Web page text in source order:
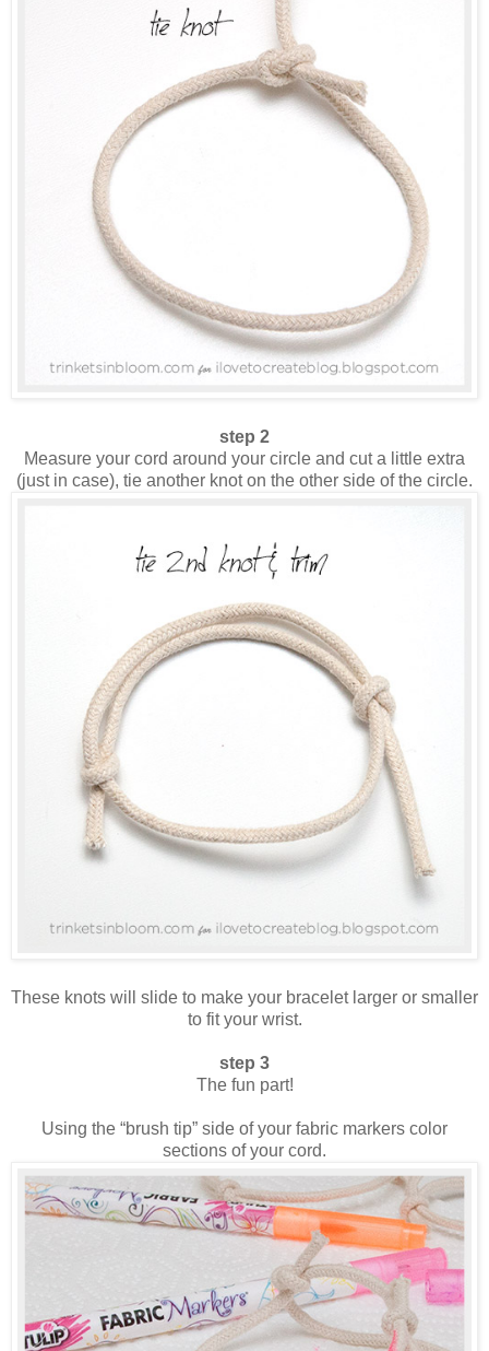
step 2
Measure your cord around your circle and cut a little extra
(just in case), tie another knot on the other side of the circle.
These knots will slide to make your bracelet larger or smaller
to fit your wrist.
step 3
The fun part!
Using the “brush tip” side of your fabric markers color
sections of your cord.